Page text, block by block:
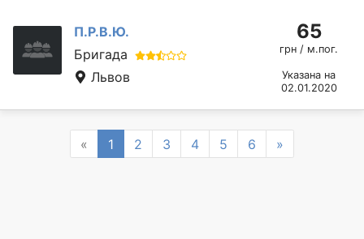
П.Р.В.Ю.
Бригада
Львов
65
грн / м.пог.
Указана на
02.01.2020
« Previous
1 2 3 4 5 6 »